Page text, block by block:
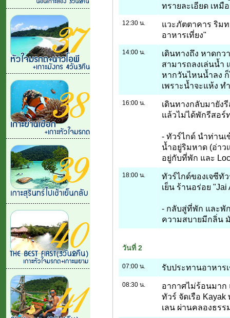
ทรายละเอียด เหมื
12:30 น.
แวะภัตตาคาร ริม
อาหารเที่ยง"
14:00 น.
เดินทางถึง หาดกว
สามารถลงเล่นน้ำ
หากวันไหนน้ำลง
เพราะน้ำจะแห้ง ท
16:00 น.
เดินทางกลับมายั
แล้วไม่ได้พักรีสอร์
- ทัวร์ไกด์ นำท่านเ
น้ำอยู่ริมหาด (อ่าว
อยู่กับที่พัก และ
18:00 น.
ทัวร์ไกด์ของเจซีทั
เย็น ร้านอร่อย "Jai
- กลับสู่ที่พัก และพั
ความสบายมีกลิ่น
วันที่ 2
07:00 น. รับประทานอาหาร
08:30 น.
อากาศไม่ร้อนมาก
ทัวร์ จัดเรือ
เลน ผ่านคลองธร